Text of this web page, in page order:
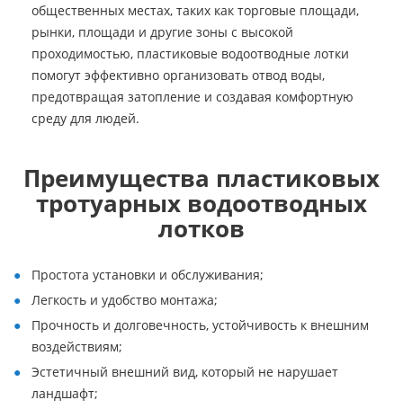
общественных местах, таких как торговые площади,
рынки, площади и другие зоны с высокой
проходимостью, пластиковые водоотводные лотки
помогут эффективно организовать отвод воды,
предотвращая затопление и создавая комфортную
среду для людей.
Преимущества пластиковых
тротуарных водоотводных
лотков
Простота установки и обслуживания;
Легкость и удобство монтажа;
Прочность и долговечность, устойчивость к внешним
воздействиям;
Эстетичный внешний вид, который не нарушает
ландшафт;